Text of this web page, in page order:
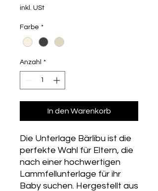
inkl. USt
Farbe *
Anzahl *
In den Warenkorb
Die Unterlage Bärlibu ist die
perfekte Wahl für Eltern, die
nach einer hochwertigen
Lammfellunterlage für ihr
Baby suchen. Hergestellt aus